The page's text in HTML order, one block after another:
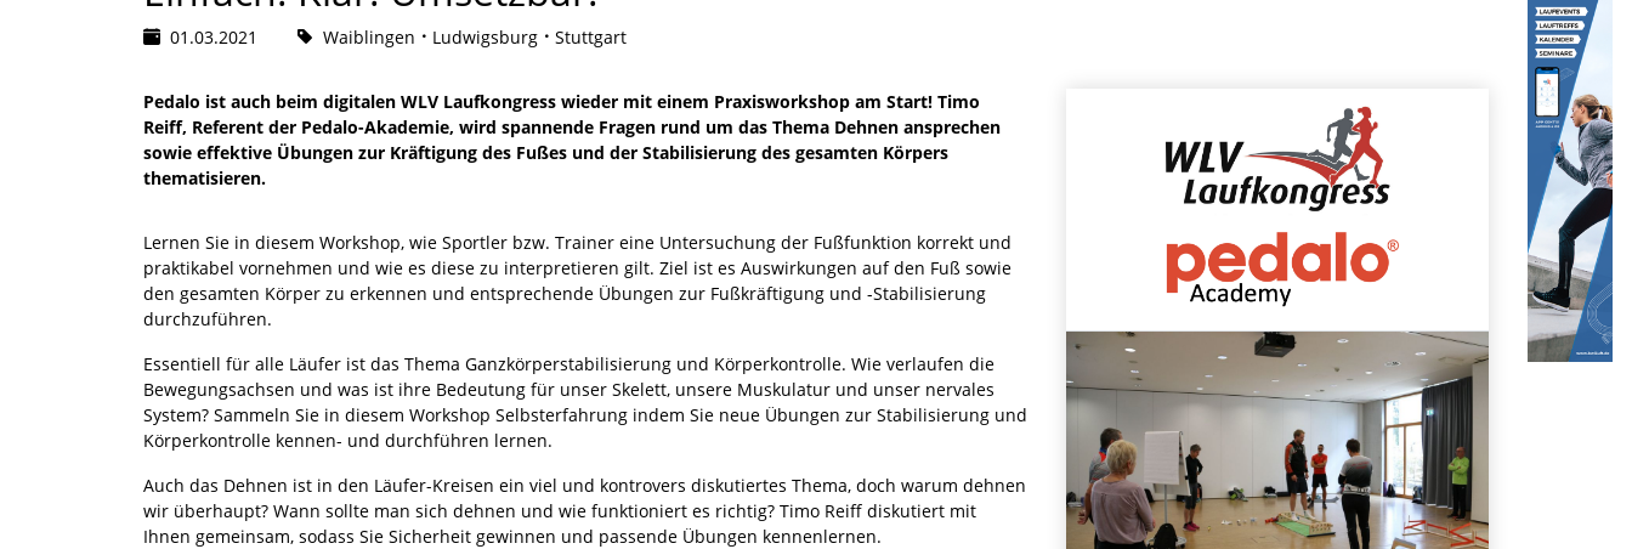
01.03.2021 Waiblingen Ludwigsburg Stuttgart
Pedalo ist auch beim digitalen WLV Laufkongress wieder mit einem Praxisworkshop am Start! Timo
Reiff, Referent der Pedalo-Akademie, wird spannende Fragen rund um das Thema Dehnen ansprechen
sowie effektive Übungen zur Kräftigung des Fußes und der Stabilisierung des gesamten Körpers
thematisieren.
Lernen Sie in diesem Workshop, wie Sportler bzw. Trainer eine Untersuchung der Fußfunktion korrekt und
praktikabel vornehmen und wie es diese zu interpretieren gilt. Ziel ist es Auswirkungen auf den Fuß sowie
den gesamten Körper zu erkennen und entsprechende Übungen zur Fußkräftigung und -Stabilisierung
durchzuführen.
Essentiell für alle Läufer ist das Thema Ganzkörperstabilisierung und Körperkontrolle. Wie verlaufen die
Bewegungsachsen und was ist ihre Bedeutung für unser Skelett, unsere Muskulatur und unser nervales
System? Sammeln Sie in diesem Workshop Selbsterfahrung indem Sie neue Übungen zur Stabilisierung und
Körperkontrolle kennen- und durchführen lernen.
Auch das Dehnen ist in den Läufer-Kreisen ein viel und kontrovers diskutiertes Thema, doch warum dehnen
wir überhaupt? Wann sollte man sich dehnen und wie funktioniert es richtig? Timo Reiff diskutiert mit
Ihnen gemeinsam, sodass Sie Sicherheit gewinnen und passende Übungen kennenlernen.